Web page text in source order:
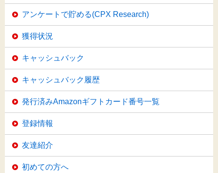
アンケートで貯める(CPX Research)
獲得状況
キャッシュバック
キャッシュバック履歴
発行済みAmazonギフトカード番号一覧
登録情報
友達紹介
初めての方へ